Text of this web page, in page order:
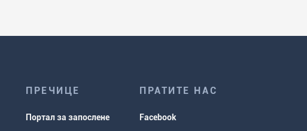
ПРЕЧИЦЕ
Портал за запослене
ПРАТИТЕ НАС
Facebook